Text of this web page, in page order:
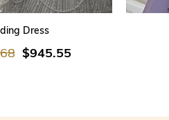
EKLE
Dress
$945.55